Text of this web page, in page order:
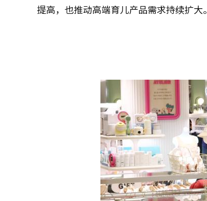
提高，也推动高端育儿产品需求持续扩大。